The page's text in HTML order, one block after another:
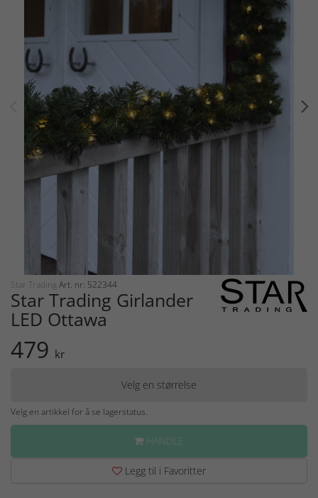
Star Trading Art. nr: 522344
Star Trading Girlander
LED Ottawa
479 kr
Velg en størrelse
Velg en artikkel for å se lagerstatus.
HANDLE
Legg til i Favoritter